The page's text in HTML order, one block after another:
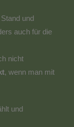
und
auch für die
nicht
, wenn man mit
und